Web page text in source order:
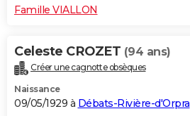
Famille VIALLON
Celeste CROZET (94 ans)
Créer une cagnotte obsèques
Naissance
09/05/1929 à Débats-Rivière-d'Orpra